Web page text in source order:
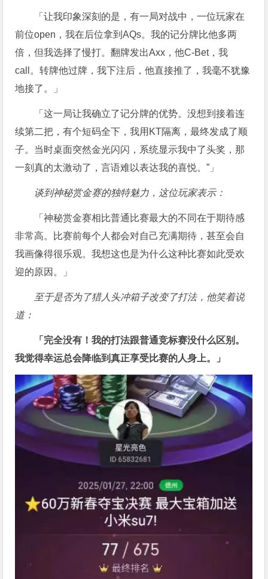
「让我印象深刻的是，有一局对战中，一位玩家在
前位open，我在后位拿到AQs。我的记分牌比他多两
倍，但我选择了慢打。翻牌发出Axx，他C-Bet，我
call。转牌他过牌，我下注后，他直接推了，我毫不犹豫
地接了。」
「这一局让我确立了记分牌的优势。没想到接着连
续第二把，有个短码全下，我用KT隔离，最终发成了顺
子。当时桌面突然金光闪闪，系统显示我中了头奖，那
一刻真的太激动了，言语难以表达我的喜悦。”」
谈到神秘赏金赛的独特魅力，这位玩家表示：
「神秘赏金赛相比普通比赛最大的不同在于期待感
非常高。比赛前每个人都会对自己充满期待，甚至会自
我画像得很乐观。我想这也是为什么这种比赛如此受欢
迎的原因。」
至于是否为了猎人头冲箱子改变了打法，他笑着说
道：
「完全没有！我的打法跟普通竞标赛没什么区别。
我觉得幸运总会降临到真正享受比赛的人身上。」